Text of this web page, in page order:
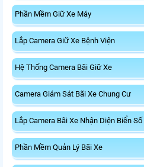
Phần Mềm Giữ Xe Máy
Lắp Camera Giữ Xe Bệnh Viện
Hệ Thống Camera Bãi Giữ Xe
Camera Giám Sát Bãi Xe Chung Cư
Lắp Camera Bãi Xe Nhận Diện Biển Số
Phần Mềm Quản Lý Bãi Xe